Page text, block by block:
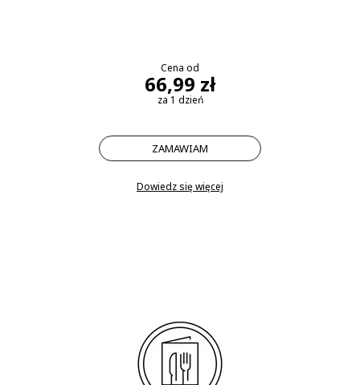
Cena od
66,99 zł
za 1 dzień
ZAMAWIAM
Dowiedz się więcej